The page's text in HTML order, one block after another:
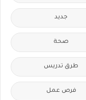
جديد
صحة
طرق تدريس
فرص عمل